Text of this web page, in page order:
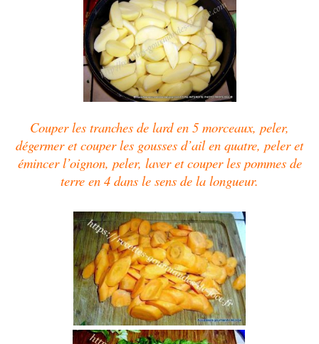
Couper les tranches de lard en 5 morceaux, peler,
dégermer et couper les gousses d’ail en quatre, peler et
émincer l’oignon, peler, laver et couper les pommes de
terre en 4 dans le sens de la longueur.